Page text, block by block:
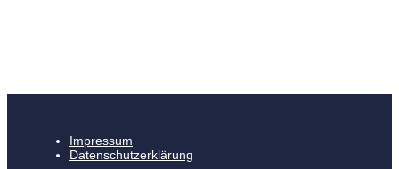
Impressum
Datenschutzerklärung